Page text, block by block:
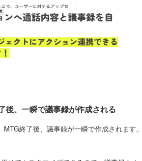
後、一瞬で議事録が作成される
終了後、議事録が一瞬で作成されます。